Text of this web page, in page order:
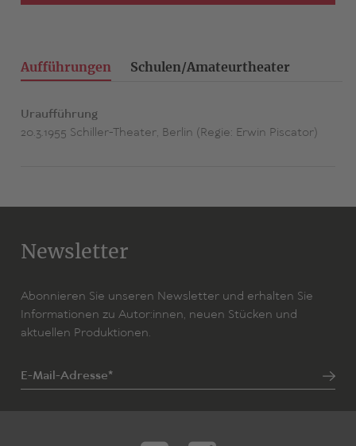
Aufführungen Schulen/Amateurtheater
Uraufführung
20.3.1955 Schiller-Theater, Berlin (Regie: Erwin Piscator)
Newsletter
Abonnieren Sie unseren Newsletter und erhalten Sie
Informationen zu Autor:innen, neuen Stücken und
aktuellen Produktionen.
E-Mail-Adresse*